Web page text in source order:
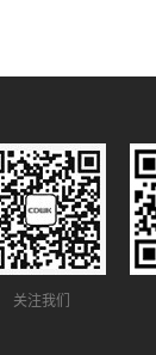
关注我们